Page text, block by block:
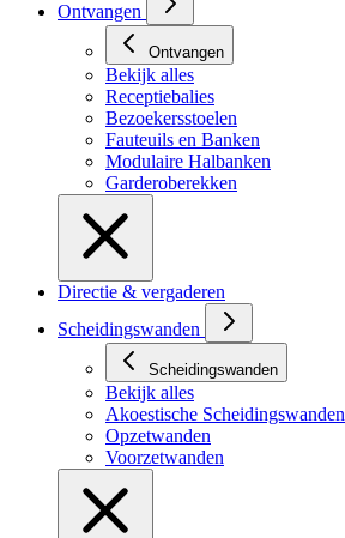
Ontvangen
Ontvangen
Bekijk alles
Receptiebalies
Bezoekersstoelen
Fauteuils en Banken
Modulaire Halbanken
Garderoberekken
Directie & vergaderen
Scheidingswanden
Scheidingswanden
Bekijk alles
Akoestische Scheidingswanden
Opzetwanden
Voorzetwanden